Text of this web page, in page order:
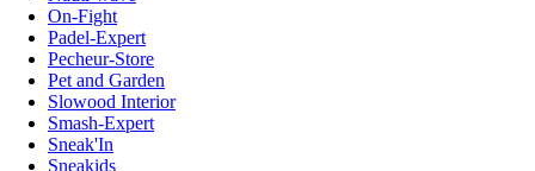
On-Fight
Padel-Expert
Pecheur-Store
Pet and Garden
Slowood Interior
Smash-Expert
Sneak'In
Sneakids